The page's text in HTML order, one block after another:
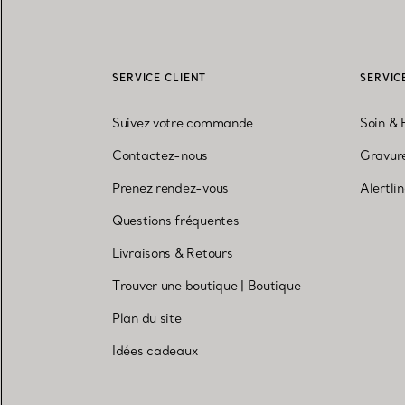
SERVICE CLIENT
Suivez votre commande
Contactez-nous
Prenez rendez-vous
Questions fréquentes
Livraisons & Retours
Trouver une boutique| Boutique
Plan du site
Idées cadeaux
Soin &